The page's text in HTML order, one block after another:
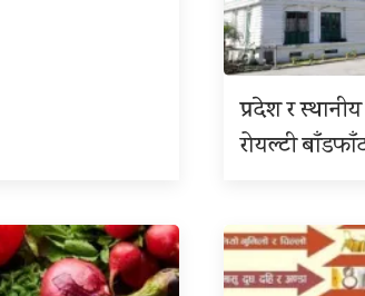
प्रदेश र
रोयल्टी